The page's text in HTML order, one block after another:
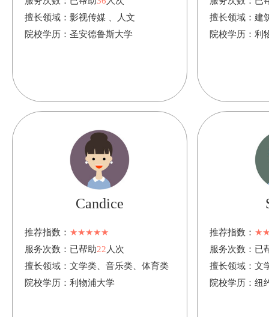
擅长领域： 影视传媒 、人文
院校学历： 圣安德鲁斯大学
擅长领域： 建
院校学历： 利
Candice
推荐指数： ★★★★★
服务次数： 已帮助22 人次
擅长领域： 文学类、音乐类、体育类
院校学历： 利物浦大学
推荐指数：
服务次数： 已
擅长领域： 文
院校学历： 纽